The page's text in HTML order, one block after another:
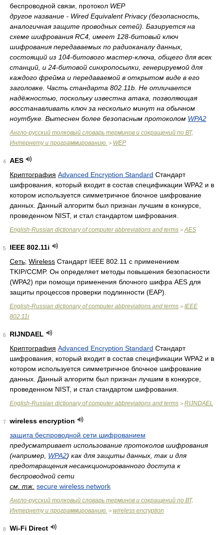
беспроводной связи, протокол WEP
другое название - Wired Equivalent Privacy (безопасность,
аналогичная защите проводных сетей). Базируется на
схеме шифрования RC4, имеет 128-битовый ключ
шифрования передаваемых по радиоканалу данных,
состоящий из 104-битового мастер-ключа, общего для всех
станций, и 24-битовой синхропосылки, генерируемой для
каждого фрейма и передаваемой в открытом виде в его
заголовке. Часть стандарта 802.11b. Не отличается
надёжностью, поскольку известна атака, позволяющая
восстанавливать ключ за несколько минут на обычном
ноутбуке. Вытеснен более безопасным протоколом WPA2
Англо-русский толковый словарь терминов и сокращений по ВТ,
Интернету и программированию. > WEP
4
AES
Криптография Advanced Encryption Standard Стандарт
шифрования, который входит в состав спецификации WPA2 и в
котором используется симметричное блочное шифрование
данных. Данный алгоритм был признан лучшим в конкурсе,
проведенном NIST, и стал стандартом шифрования.
English-Russian dictionary of computer abbreviations and terms > AES
5
IEEE 802.11i
Сеть; Wireless Стандарт IEEE 802.11 с применением
TKIP/CCMP. Он определяет методы повышения безопасности
(WPA2) при помощи применения блочного шифра AES для
защиты процессов проверки подлинности (EAP).
English-Russian dictionary of computer abbreviations and terms > IEEE
802.11i
6
RIJNDAEL
Криптография Advanced Encryption Standard Стандарт
шифрования, который входит в состав спецификации WPA2 и в
котором используется симметричное блочное шифрование
данных. Данный алгоритм был признан лучшим в конкурсе,
проведенном NIST, и стал стандартом шифрования.
English-Russian dictionary of computer abbreviations and terms > RIJNDAEL
7
wireless encryption
защита беспроводной сети шифрованием
предусматривает использование протоколов шифрования
(например, WPA2) как для защиты данных, так и для
предотвращения несанкционированного доступа к
беспроводной сети
см. тж. secure wireless network
Англо-русский толковый словарь терминов и сокращений по ВТ,
Интернету и программированию. > wireless encryption
8 Wi-Fi Direct